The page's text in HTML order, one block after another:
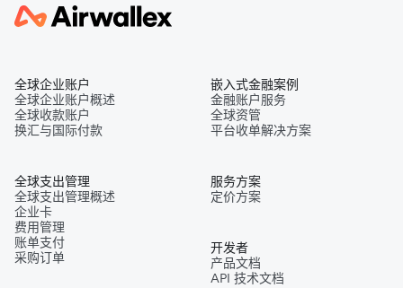
全球企业账户
全球企业账户概述
全球收款账户
换汇与国际付款
全球支出管理
全球支出管理概述
企业卡
费用管理
账单支付
采购订单
嵌入式金融案例
金融账户服务
全球资管
平台收单解决方案
服务方案
定价方案
开发者
产品文档
API 技术文档